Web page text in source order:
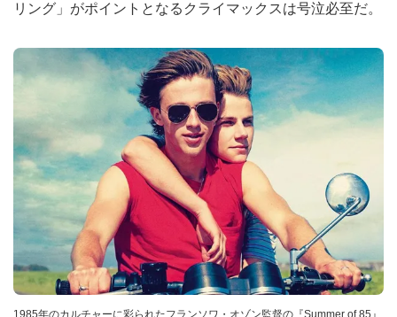
リング」がポイントとなるクライマックスは号泣必至だ。
1985年のカルチャーに彩られたフランソワ・オゾン監督の『Summer of 85』